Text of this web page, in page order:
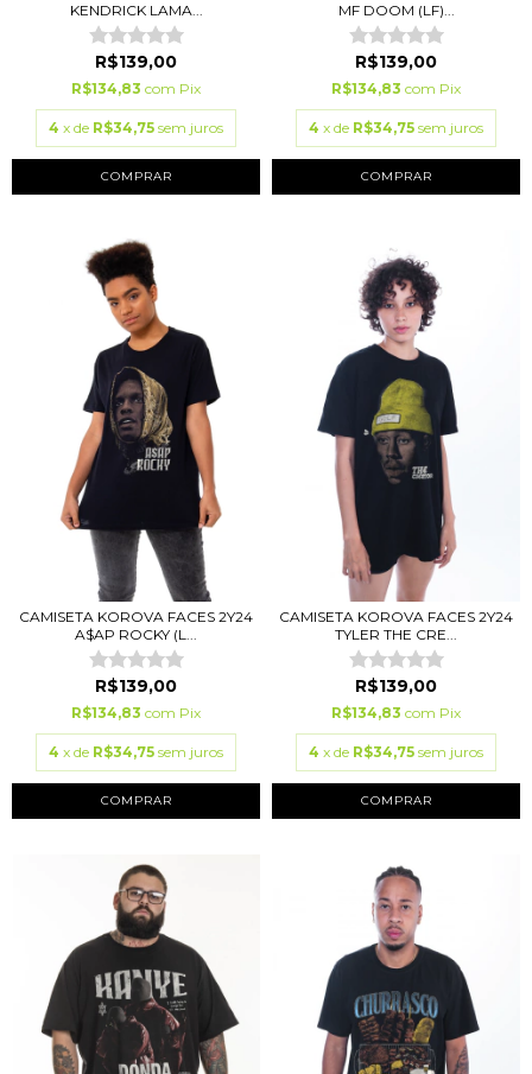
KENDRICK LAMA...
R$139,00
R$134,83 com Pix
4 x de R$34,75 sem juros
COMPRAR
MF DOOM (LF)...
R$139,00
R$134,83 com Pix
4 x de R$34,75 sem juros
COMPRAR
CAMISETA KOROVA FACES 2Y24
A$AP ROCKY (L...
R$139,00
R$134,83 com Pix
4 x de R$34,75 sem juros
COMPRAR
CAMISETA KOROVA FACES 2Y24
TYLER THE CRE...
R$139,00
R$134,83 com Pix
4 x de R$34,75 sem juros
COMPRAR